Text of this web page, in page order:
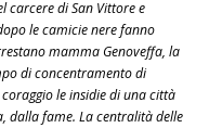
carcere di San Vittore e
le camicie nere fanno
mamma Genoveffa, la
di concentramento di
le insidie di una città
dalla fame. La centralità delle